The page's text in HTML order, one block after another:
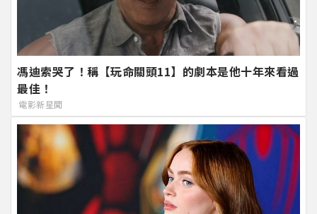
馮迪索哭了！稱【玩命關頭11】的劇本是他十年來看過
最佳！
電影新星聞